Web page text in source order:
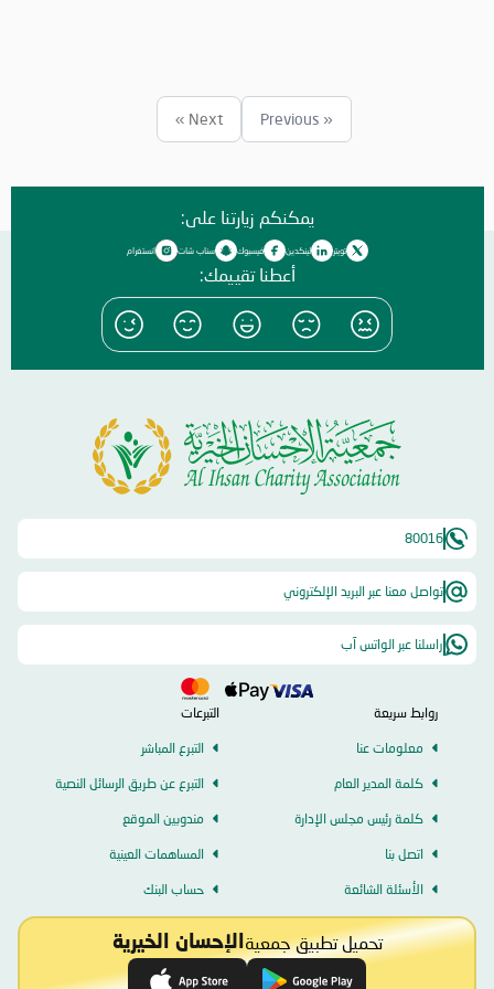
على تأثير الجمعية وانتشارها وموثوقيتها في العمل الخيري، معربة عن
تقديرها لكل الأيادي الممدودة للمساهمة في أعمالها، مشيرة إلى أن
يكونوا جزءاً مؤثراً في تغيير المجتمعات نحو الأفضل. وقال سعادة الشيخ راشد
بن محمد بن علي بن راشد النعيمي، مدير عام الجمعية: نتقدم بجزيل الشكر
لشركة هيواندي على مبادرتها المثمرة، ونؤكد أننا بتعاوننا الثنائي، سنحقق
نقلة نوعية في ميادين العمل الخيري؛ إذ إن هذه الاتفاقية ستمهد الطريق
في قادم الأيام لمزيد من التعاون، بما يسهم في رفد المؤسسة بكل ما
يساعدها على بناء شراكات مع الجهات والمؤسسات التي تدعم المشاريع
الخيرية.وأكد سليمان الزبن رئيس هيونداي الإمارات، أن هذه المبادرة تسلط
الضوء على التزامنا بمسؤوليتنا الاجتماعية، من خلال الاستفادة من حلول
نحن في هيونداي موتور ندرك واجبنا في ترك تأثير إيجابي في حياة الناس،
وخاصة الأشخاص الذين مروا بظروف صعبة.
« Previous
Next »
يمكنكم زيارتنا على:
تويتر لينكدين فيسبوك سناب شات انستغرام
أعطنا تقييمك:
80016
تواصل معنا عبر البريد الإلكتروني
راسلنا عبر الواتس آب
روابط سريعة
معلومات عنا
كلمة المدير العام
كلمة رئيس مجلس الإدارة
اتصل بنا
الأسئلة الشائعة
التبرعات
التبرع المباشر
التبرع عن طريق الرسائل النصية
مندوبين الموقع
المساهمات العينية
حساب البنك
تحميل تطبيق جمعية الإحسان الخيرية